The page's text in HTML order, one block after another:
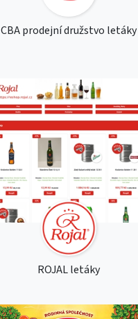
CBA prodejní družstvo letáky
ROJAL letáky